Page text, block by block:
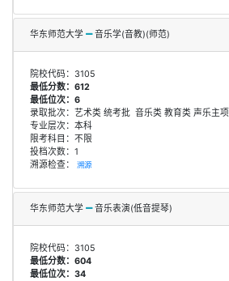
华东师范大学 音乐学(音教)(师范)
院校代码：3105
最低分数：612
最低位次：6
录取批次：艺术类 统考批 音乐类 教育类 声乐主项
专业层次：本科
限考科目：不限
投档次数：1
溯源检查： 溯源
华东师范大学 音乐表演(低音提琴)
院校代码：3105
最低分数：604
最低位次：34